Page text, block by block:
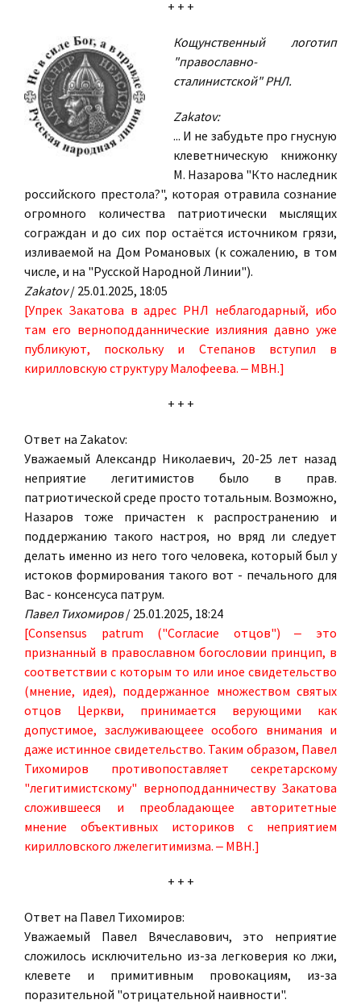
+ + +
Кощунственный логотип
"православно-
сталинистской" РНЛ.
Zakatov:
... И не забудьте про гнусную
клеветническую книжонку
М. Назарова "Кто наследник
российского престола?", которая отравила сознание
огромного количества патриотически мыслящих
сограждан и до сих пор остаётся источником грязи,
изливаемой на Дом Романовых (к сожалению, в том
числе, и на "Русской Народной Линии").
Zakatov/ 25.01.2025, 18:05
[Упрек Закатова в адрес РНЛ неблагодарный, ибо
там его верноподданнические излияния давно уже
публикуют, поскольку и Степанов вступил в
кирилловскую структуру Малофеева. ‒ МВН.]
+ + +
Ответ на Zakatov:
Уважаемый Александр Николаевич, 20-25 лет назад
неприятие легитимистов было в прав.
патриотической среде просто тотальным. Возможно,
Назаров тоже причастен к распространению и
поддержанию такого настроя, но вряд ли следует
делать именно из него того человека, который был у
истоков формирования такого вот - печального для
Вас - консенсуса патрум.
Павел Тихомиров/ 25.01.2025, 18:24
[Consensus patrum ("Согласие отцов") ‒ это
признанный в православном богословии принцип, в
соответствии с которым то или иное свидетельство
(мнение, идея), поддержанное множеством святых
отцов Церкви, принимается верующими как
допустимое, заслуживающеее особого внимания и
даже истинное свидетельство. Таким образом, Павел
Тихомиров противопоставляет секретарскому
"легитимистскому" верноподданничеству Закатова
сложившееся и преобладающее авторитетные
мнение объективных историков с неприятием
кирилловского лжелегитимизма. ‒ МВН.]
+ + +
Ответ на Павел Тихомиров:
Уважаемый Павел Вячеславович, это неприятие
сложилось исключительно из-за легковерия ко лжи,
клевете и примитивным провокациям, из-за
поразительной "отрицательной наивности".